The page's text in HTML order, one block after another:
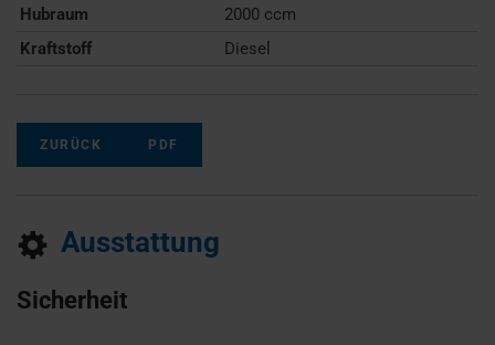
Hubraum
2000 ccm
Kraftstoff
Diesel
ZURÜCK PDF
Ausstattung
Sicherheit